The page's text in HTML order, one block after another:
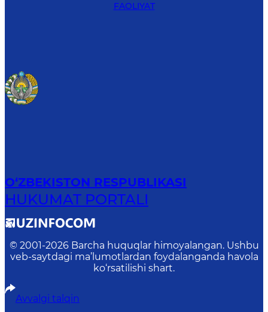
FAOLIYAT
O‘ZBEKISTON RESPUBLIKASI
HUKUMAT PORTALI
© 2001-2026 Barcha huquqlar himoyalangan. Ushbu
veb-saytdagi ma’lumotlardan foydalanganda havola
ko‘rsatilishi shart.
Avvalgi talqin